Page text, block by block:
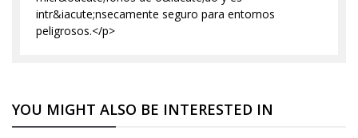
intr&iacute;nsecamente seguro para entornos
peligrosos.</p>
YOU MIGHT ALSO BE INTERESTED IN